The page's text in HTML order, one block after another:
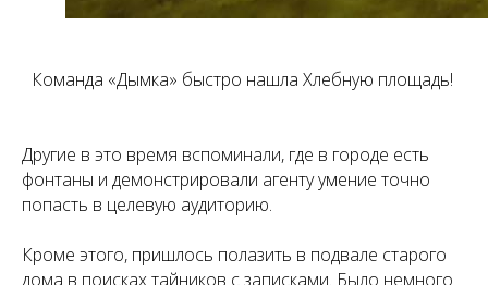
Команда «Дымка» быстро нашла Хлебную площадь!
Другие в это время вспоминали, где в городе есть
фонтаны и демонстрировали агенту умение точно
попасть в целевую аудиторию.
Кроме этого, пришлось полазить в подвале старого
дома в поисках тайников с записками. Было немного